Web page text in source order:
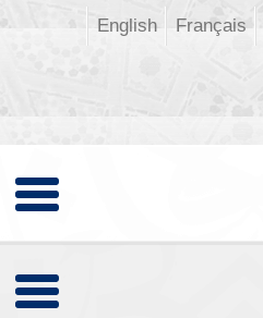
Français
English